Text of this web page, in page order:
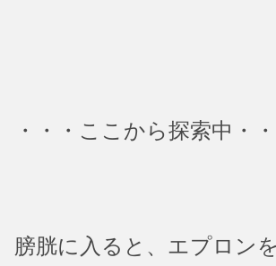
・・・ここから探索中・・
膀胱に入ると、エプロン